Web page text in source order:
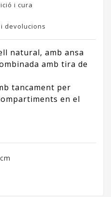
i cura
devolucions
natural, amb ansa
amb tira de
tancament per
en el